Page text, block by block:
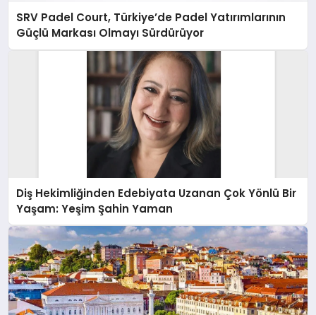
SRV Padel Court, Türkiye’de Padel Yatırımlarının
Güçlü Markası Olmayı Sürdürüyor
Diş Hekimliğinden Edebiyata Uzanan Çok Yönlü Bir
Yaşam: Yeşim Şahin Yaman